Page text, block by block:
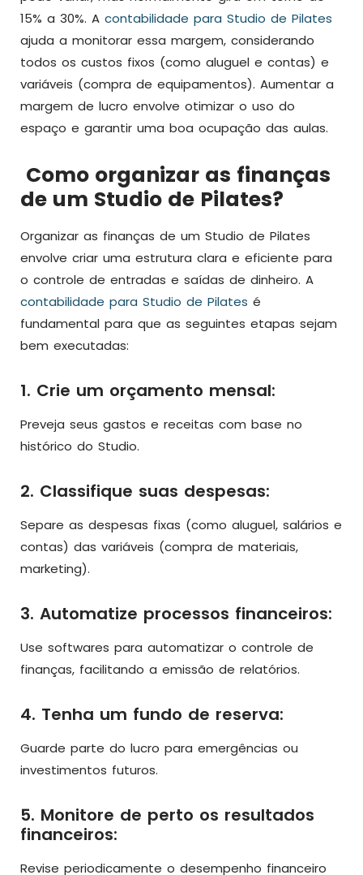
15% a 30%. A contabilidade para Studio de Pilates
ajuda a monitorar essa margem, considerando
todos os custos fixos (como aluguel e contas) e
variáveis (compra de equipamentos). Aumentar a
margem de lucro envolve otimizar o uso do
espaço e garantir uma boa ocupação das aulas.
Como organizar as finanças
de um Studio de Pilates?
Organizar as finanças de um Studio de Pilates
envolve criar uma estrutura clara e eficiente para
o controle de entradas e saídas de dinheiro. A
contabilidade para Studio de Pilates é
fundamental para que as seguintes etapas sejam
bem executadas:
1. Crie um orçamento mensal:
Preveja seus gastos e receitas com base no
histórico do Studio.
2. Classifique suas despesas:
Separe as despesas fixas (como aluguel, salários e
contas) das variáveis (compra de materiais,
marketing).
3. Automatize processos financeiros:
Use softwares para automatizar o controle de
finanças, facilitando a emissão de relatórios.
4. Tenha um fundo de reserva:
Guarde parte do lucro para emergências ou
investimentos futuros.
5. Monitore de perto os resultados
financeiros:
Revise periodicamente o desempenho financeiro